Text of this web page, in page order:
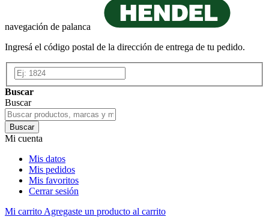
navegación de palanca
Ingresá el código postal de la dirección de entrega de tu pedido.
Buscar
Buscar
Buscar
Mi cuenta
Mis datos
Mis pedidos
Mis favoritos
Cerrar sesión
Mi carrito Agregaste un producto al carrito